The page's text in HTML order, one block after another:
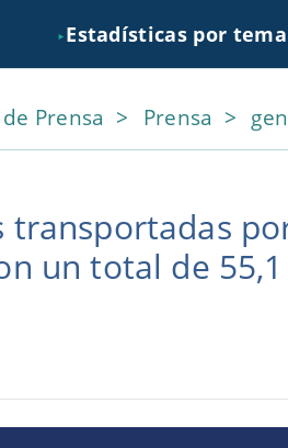
► Estadísticas por tema
Prensa Prensa
transportadas
un total de